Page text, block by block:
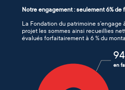
Notre engagement : seulement 6% de
La Fondation du patrimoine s’engage
projet les sommes ainsi recueillies
évalués forfaitairement à 6 % du
94
en